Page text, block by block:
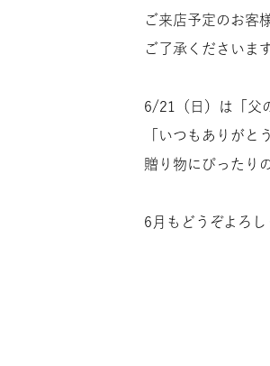
ご来店予定のお客
ご了承くださいま
6/21（日）は「父
「いつもありがと
贈り物にぴったり
6月もどうぞよろし